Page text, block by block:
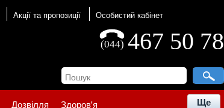
Акції та пропозиції Особистий кабінет
467 50 78
(044)
Дозвілля Здоров'я Ще